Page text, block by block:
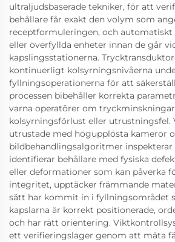
ultraljudsbaserade tekniker, för att
behållare får exakt den volym som
receptformuleringen, och automatiskt
eller överfyllda enheter innan de går
kapslingsstationerna.
kontinuerligt kolsyrningsnivåerna
fyllningsoperationerna för att
processen bibehåller korrekta
varna operatörer om
kolsyrningsförlust eller utrustningsfel.
utrustade med högupplösta kameror
bildbehandlingsalgoritmer inspekterar
identifierar behållare med fysiska
eller deformationer som kan påverka
integritet, upptäcker främmande
sätt har kommit in i fyllningsområdet
kapslarna är korrekt positionerade,
och har rätt orientering.
ett verifieringslager genom att mäta